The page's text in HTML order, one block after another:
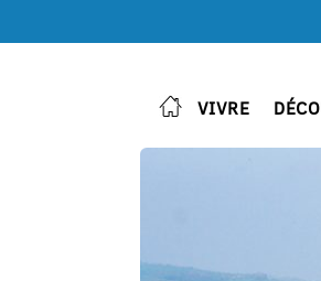
VIVRE